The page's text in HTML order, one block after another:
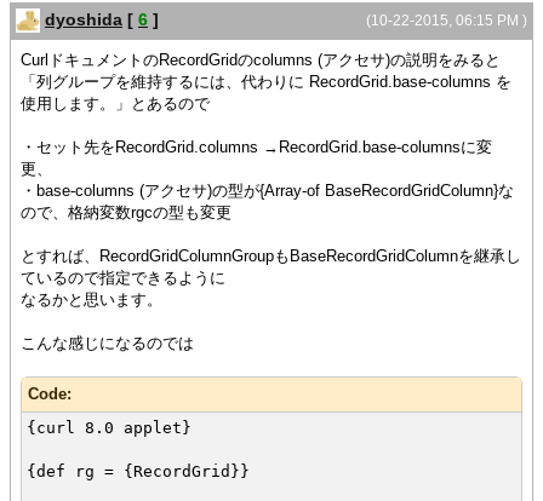
caption = "", domain = String}}
{fields.append {RecordField "detail-
amount-1",caption= "初回１"}}
{fields.append {RecordField "detail-
amount-2",caption= "初回２"}}
amount-3",caption= "初回３"}}
else
{rgc.append {RecordGridColumn "row-
header"}}
amount-1"}}
{rgc.append {RecordGridColumn "detail-
amount-2"}}
amount-3"}}
amount-4"}}
{fields.append {RecordField "row-header",
caption = "", domain = String}}
amount-1",caption= "２回目１"}}
(10-22-2015, 06:15 PM )
dyoshida [ 6 ]
CurlドキュメントのRecordGridのcolumns (アクセサ)の説明をみると
「列グループを維持するには、代わりに RecordGrid.base-columns を
使用します。」とあるので
・セット先をRecordGrid.columns →RecordGrid.base-columnsに変
更、
・base-columns (アクセサ)の型が{Array-of BaseRecordGridColumn}な
ので、格納変数rgcの型も変更
とすれば、RecordGridColumnGroupもBaseRecordGridColumnを継承し
ているので指定できるように
なるかと思います。
こんな感じになるのでは
Code:
{curl 8.0 applet}
{def rg = {RecordGrid}}